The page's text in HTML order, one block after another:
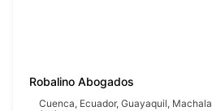
Robalino Abogados
Cuenca, Ecuador, Guayaquil, Machala